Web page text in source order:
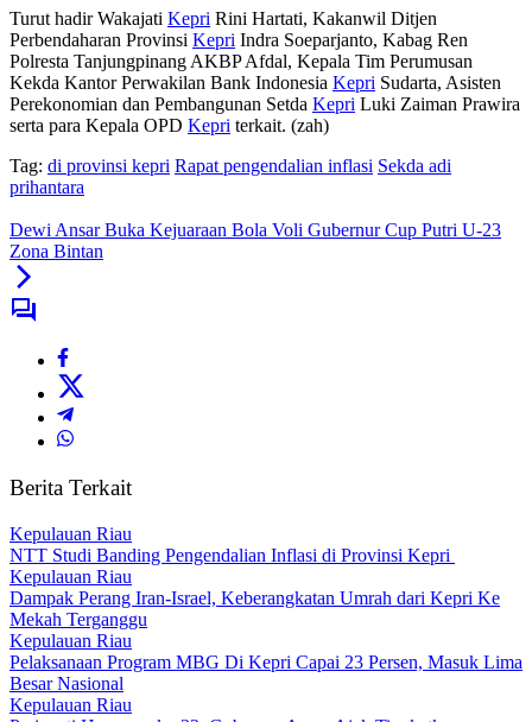
Turut hadir Wakajati Kepri Rini Hartati, Kakanwil Ditjen
Perbendaharan Provinsi Kepri Indra Soeparjanto, Kabag Ren
Polresta Tanjungpinang AKBP Afdal, Kepala Tim Perumusan
Kekda Kantor Perwakilan Bank Indonesia Kepri Sudarta, Asisten
Perekonomian dan Pembangunan Setda Kepri Luki Zaiman Prawira
serta para Kepala OPD Kepri terkait. (zah)
Tag: di provinsi kepri Rapat pengendalian inflasi Sekda adi
prihantara
Dewi Ansar Buka Kejuaraan Bola Voli Gubernur Cup Putri U-23
Zona Bintan
Berita Terkait
Kepulauan Riau
NTT Studi Banding Pengendalian Inflasi di Provinsi Kepri
Kepulauan Riau
Dampak Perang Iran-Israel, Keberangkatan Umrah dari Kepri Ke
Mekah Terganggu
Kepulauan Riau
Pelaksanaan Program MBG Di Kepri Capai 23 Persen, Masuk Lima
Besar Nasional
Kepulauan Riau